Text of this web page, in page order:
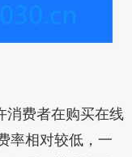
消费者在购买在线
率相对较低，一